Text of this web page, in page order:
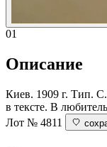
01
Описание
Киев. 1909 г. Тип.
в тексте. В
Лот № 4811